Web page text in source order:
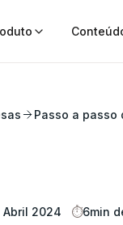
Passo a passo
Abril 2024 ⏱️6min